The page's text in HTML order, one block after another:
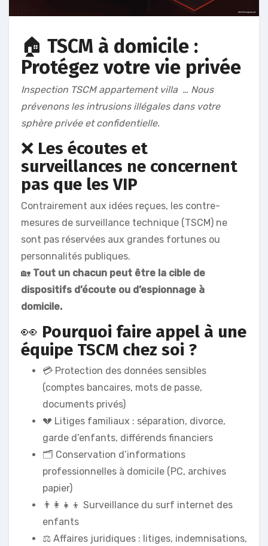
🏠 TSCM à domicile :
Protégez votre vie privée
Inspection TSCM appartement villa … Nous
prévenons les intrusions illégales dans votre
sphère privée et confidentielle.
❌ Les écoutes et
surveillances ne concernent
pas que les VIP
Contrairement aux idées reçues, les contre-
mesures de surveillance technique (TSCM) ne
sont pas réservées aux grandes fortunes ou
personnalités publiques.
🏡 Tout un chacun peut être la cible de
dispositifs d’écoute ou d’espionnage à
domicile.
👀 Pourquoi faire appel à une
équipe TSCM chez soi ?
💳 Protection des données sensibles
(comptes bancaires, mots de passe,
documents privés)
💔 Litiges familiaux : séparation, divorce,
garde d’enfants, différends financiers
🗂 Conservation d’informations
professionnelles à domicile (PC, archives
papier)
👨‍👩‍👧‍👦 Surveillance du surf internet des
enfants
⚖️ Affaires juridiques : litiges, indemnisations,